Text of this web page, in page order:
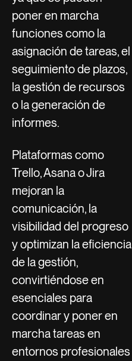
poner en marcha
funciones como la
asignación de tareas, el
seguimiento de plazos,
la gestión de recursos
o la generación de
informes.
Plataformas como
Trello, Asana o Jira
mejoran la
comunicación, la
visibilidad del progreso
y optimizan la eficiencia
de la gestión,
convirtiéndose en
esenciales para
coordinar y poner en
marcha tareas en
entornos profesionales